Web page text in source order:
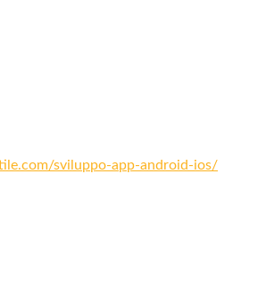
sviluppo-app-android-ios/